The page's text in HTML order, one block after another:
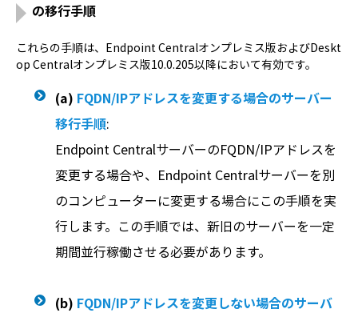
の移行手順
これらの手順は、Endpoint Centralオンプレミス版およびDeskt
op Centralオンプレミス版10.0.205以降において有効です。
(a) FQDN/IPアドレスを変更する場合のサーバー
移行手順:
Endpoint CentralサーバーのFQDN/IPアドレスを
変更する場合や、Endpoint Centralサーバーを別
のコンピューターに変更する場合にこの手順を実
行します。この手順では、新旧のサーバーを一定
期間並行稼働させる必要があります。
(b) FQDN/IPアドレスを変更しない場合のサーバ